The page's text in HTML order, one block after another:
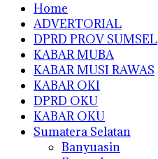
Home
ADVERTORIAL
DPRD PROV SUMSEL
KABAR MUBA
KABAR MUSI RAWAS
KABAR OKI
DPRD OKU
KABAR OKU
Sumatera Selatan
Banyuasin